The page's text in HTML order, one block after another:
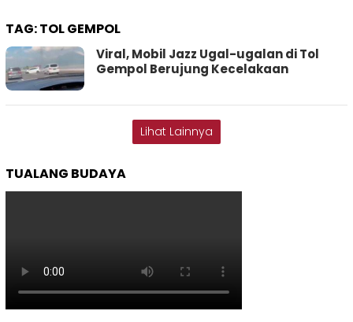
TAG:TOL GEMPOL
Viral, Mobil Jazz Ugal-ugalan di Tol
Gempol Berujung Kecelakaan
Lihat Lainnya
TUALANG BUDAYA